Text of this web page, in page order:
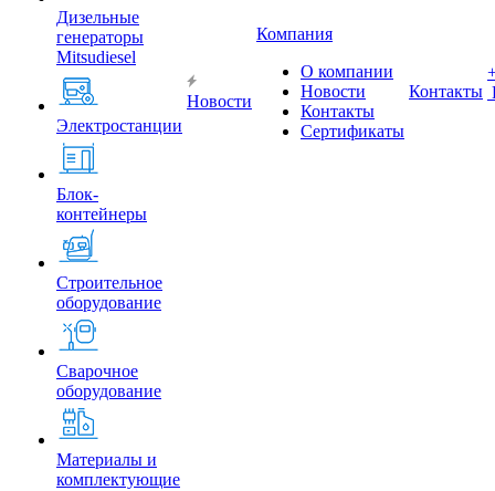
Дизельные
генераторы
Mitsudiesel
Электростанции
Блок-
контейнеры
Строительное
оборудование
Сварочное
оборудование
Материалы и
комплектующие
Новости
Компания
О компании
Новости
Контакты
Сертификаты
Контакты